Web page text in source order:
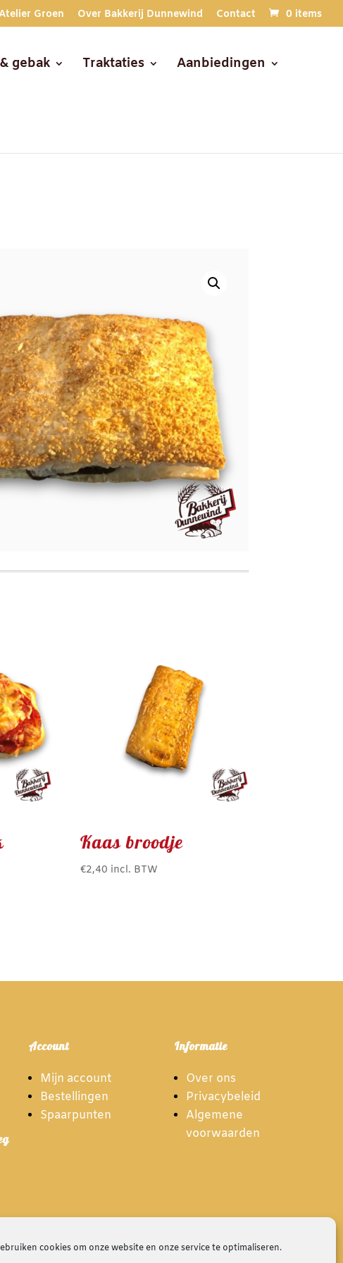
cookies om onze website en onze service te optimaliseren.
Groen Over Bakkerij Dunnewind Contact 0 items
gebak Traktaties Aanbiedingen
Kaas broodje
€2,40 incl. BTW
Account
Mijn account
Bestellingen
Spaarpunten
Informatie
Over ons
Privacybeleid
Algemene
voorwaarden